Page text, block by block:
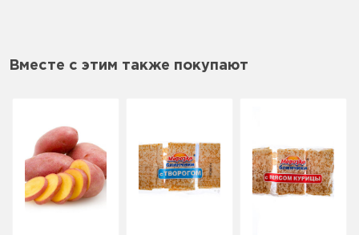
Вместе с этим также покупают